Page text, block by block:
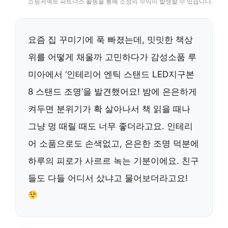
요즘 집 꾸미기에 푹 빠졌는데, 밋밋한 책상
위를 어떻게 채울까 고민하다가 감성소품 루
미아에서 ‘인테리어 엔틱 스탠드 LED지구본
8 스탠드 조명’을 발견했어요! 밤에 은은하게
켜두면 분위기가 확 살아나서 책 읽을 때나
그냥 멍 때릴 때도 너무 좋더라고요. 인테리
어 소품으로도 손색없고, 은은한 조명 덕분에
하루의 피로가 사르르 녹는 기분이에요. 친구
들도 다들 어디서 샀냐고 물어보더라고요!